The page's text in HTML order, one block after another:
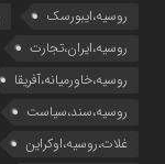
روسیه،ایبورسک
روسیه،ایران،تجارت
روسیه،خاورمیانه،آفریقا
روسیه،سند،سیاست
غلات،روسیه،اوکراین